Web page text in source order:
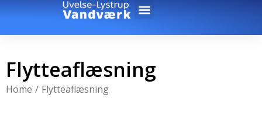
Flytteaflæsning
You are here:
Home Flytteaflæsning